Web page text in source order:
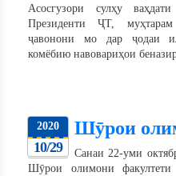
Асосгузори сулҳу
Президенти ҶТ,
ҷавонони мо дар ҷодаи
комёбию навовариҳои
2020
10/29
Шӯрои
Санаи 22-уми
Шӯрои олимони